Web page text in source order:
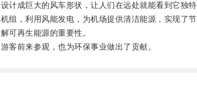
成巨大的风车形状，让人们在远处就能看到它独特
，利用风能发电，为机场提供清洁能源，实现了节
再生能源的重要性。
前来参观，也为环保事业做出了贡献。